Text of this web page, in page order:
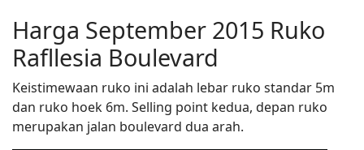
Harga September 2015 Ruko
Rafllesia Boulevard
Keistimewaan ruko ini adalah lebar ruko standar 5m
dan ruko hoek 6m. Selling point kedua, depan ruko
merupakan jalan boulevard dua arah.